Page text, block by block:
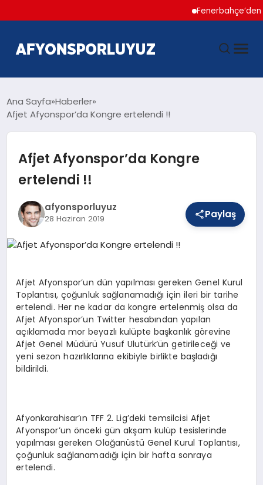
Fenerbahçe’den
AFYONSPOR
FUTBOL
Ana Sayfa Haberler
Afjet Afyonspor’da Kongre ertelendi !!
Afjet Afyonspor’da Kongre
ertelendi !!
afyonsporluyuz
28 Haziran 2019 Paylaş
Afjet Afyonspor’un dün yapılması gereken Genel Kurul
Toplantısı, çoğunluk sağlanamadığı için ileri bir tarihe
ertelendi. Her ne kadar da kongre ertelenmiş olsa da
Afjet Afyonspor’un Twitter hesabından yapılan
açıklamada mor beyazlı kulüpte başkanlık görevine
Afjet Genel Müdürü Yusuf Ulutürk’ün getirileceği ve
yeni sezon hazırlıklarına ekibiyle birlikte başladığı
bildirildi.
Afyonkarahisar’ın TFF 2. Lig’deki temsilcisi Afjet
Afyonspor’un önceki gün akşam kulüp tesislerinde
yapılması gereken Olağanüstü Genel Kurul Toplantısı,
çoğunluk sağlanamadığı için bir hafta sonraya
ertelendi.